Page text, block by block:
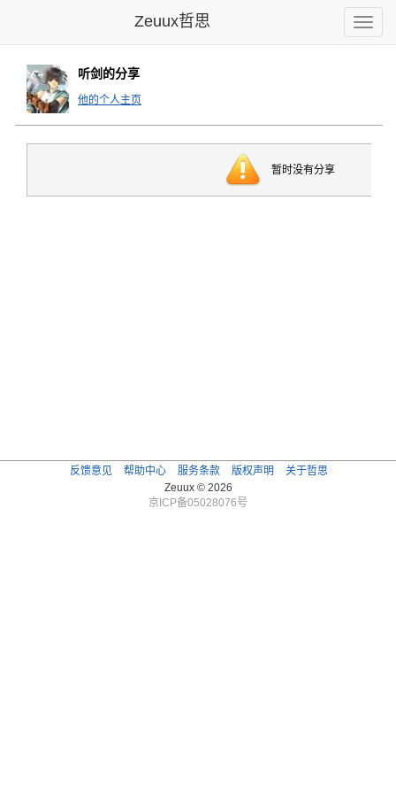
Toggle
Zeuux哲思
听剑的分享
他的个人主页
暂时没有分享
反馈意见 帮助中心 服务条款 版权声明
关于哲思
Zeuux © 2026
京ICP备05028076号